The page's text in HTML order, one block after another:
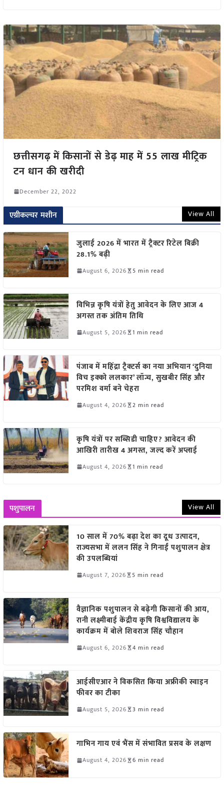
छत्तीसगढ़ में किसानों से डेढ़ माह में 55 लाख मीट्रिक
टन धान की खरीदी
December 22, 2022
एग्रीकल्चर मशीन View All
जुलाई 2026 में भारत में ट्रैक्टर रिटेल बिक्री
28.1% बढ़ी
August 6, 2026 5 min read
विभिन्न कृषि यंत्रों हेतु आवेदन के लिए आज 4
अगस्त तक अंतिम तिथि
August 5, 2026 1 min read
पंजाब में महिंद्रा ट्रैक्टर्स का नया अभियान ‘दुनिया
विच इक्को ललकार’ लॉन्च, सुखबीर सिंह और
परमिश वर्मा बने चेहरा
August 4, 2026 2 min read
कृषि यंत्रों पर सब्सिडी चाहिए? आवेदन की
आखिरी तारीख 4 अगस्त, जल्द करें अप्लाई
August 4, 2026 1 min read
पशुपालन View All
10 साल में 70% बढ़ा देश का दूध उत्पादन,
राज्यसभा में ललन सिंह ने गिनाईं पशुपालन क्षेत्र
की उपलब्धियां
August 7, 2026 5 min read
वैज्ञानिक पशुपालन से बढ़ेगी किसानों की आय,
रानी लक्ष्मीबाई केंद्रीय कृषि विश्वविद्यालय के
कार्यक्रम में बोले शिवराज सिंह चौहान
August 6, 2026 4 min read
आईसीएआर ने विकसित किया अफ्रीकी स्वाइन
फीवर का टीका
August 5, 2026 3 min read
गाभिन गाय एवं भैंस में संभावित प्रसव के लक्षण
August 4, 2026 6 min read